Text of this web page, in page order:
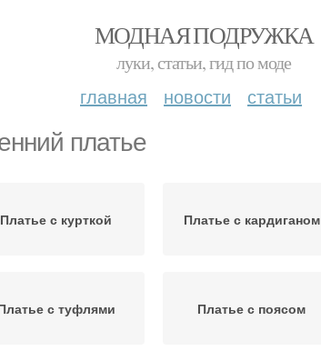
МОДНАЯ ПОДРУЖКА
луки, статьи, гид по моде
главная новости статьи
платье
Платье с курткой Платье с кардиганом
с туфлями Платье с поясом